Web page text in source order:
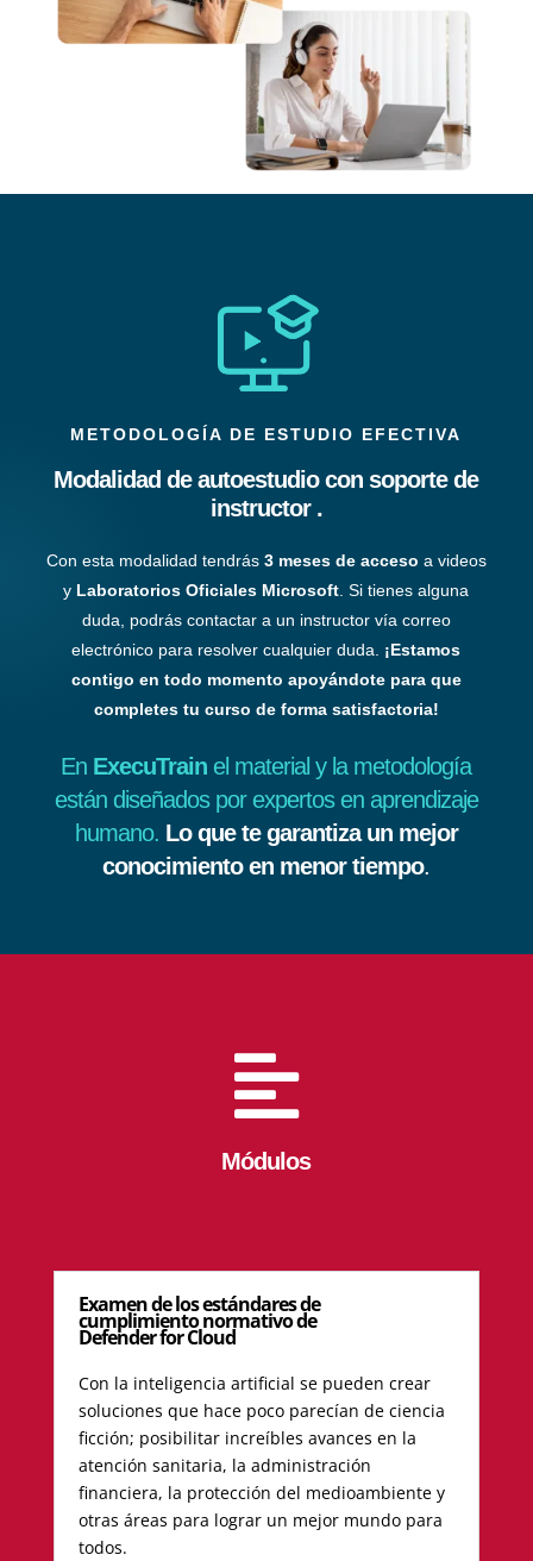
METODOLOGÍA DE ESTUDIO EFECTIVA
Modalidad de autoestudio con soporte de
instructor .
Con esta modalidad tendrás3 meses de acceso a videos
y Laboratorios Oficiales Microsoft. Si tienes alguna
duda, podrás contactar a un instructor vía correo
electrónico para resolver cualquier duda. ¡Estamos
contigo en todo momento apoyándote para que
completes tu curso de forma satisfactoria!
En ExecuTrain el material y la metodología
están diseñados por expertos en aprendizaje
humano. Lo que te garantiza un mejor
conocimiento en menor tiempo.

Módulos
Examen de los estándares de
cumplimiento normativo de
Defender for Cloud
Con la inteligencia artificial se pueden crear
soluciones que hace poco parecían de ciencia
ficción; posibilitar increíbles avances en la
atención sanitaria, la administración
financiera, la protección del medioambiente y
otras áreas para lograr un mejor mundo para
todos.